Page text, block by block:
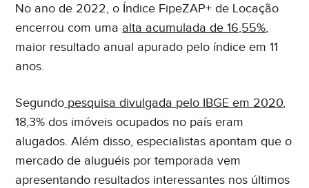
No ano de 2022, o Índice FipeZAP+ de Locação
encerrou com uma alta acumulada de 16,55%,
maior resultado anual apurado pelo índice em 11
anos.
Segundo pesquisa divulgada pelo IBGE em 2020,
18,3% dos imóveis ocupados no país eram
alugados. Além disso, especialistas apontam que o
mercado de aluguéis por temporada vem
apresentando resultados interessantes nos últimos